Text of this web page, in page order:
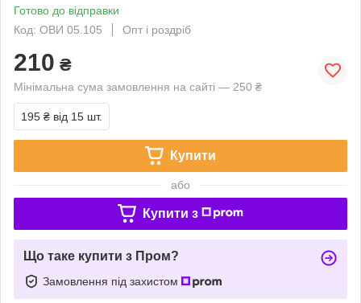
Готово до відправки
Код: ОВИ 05.105
Опт і роздріб
210 ₴
Мінімальна сума замовлення на сайті — 250 ₴
195 ₴ від 15 шт.
Купити
або
Купити з
Що таке купити з Пром?
Замовлення під захистом